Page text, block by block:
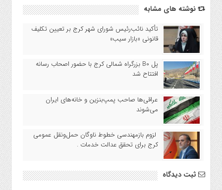
نوشته های مشابه
تأکید نائب‌رئیس شورای شهر کرج بر تعیین تکلیف
قانونی «بازار سیب»
پل B0 بزرگراه شمالی کرج با حضور اصحاب رسانه‌
افتتاح شد
عراقی‌ها صاحب پمپ‌بنزین و خانه‌های ایران
می‌شوند
لزوم بازمهندسی خطوط ناوگان حمل‌ونقل عمومی
کرج برای تحقق عدالت خدمات .
ثبت دیدگاه